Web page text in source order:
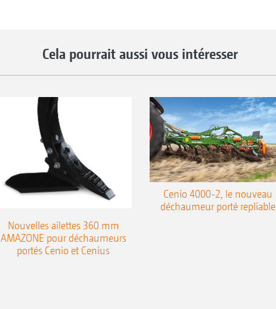
Cela pourrait aussi vous intéresser
Nouvelles ailettes 360 mm
AMAZONE pour déchaumeurs
portés Cenio et Cenius
Cenio 4000-2, le nouveau
déchaumeur porté repliable